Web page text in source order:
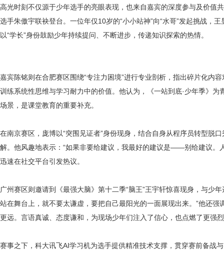
高光时刻不仅源于少年选手的亮眼表现，也来自嘉宾的深度参与及价值
选手朱傲宇联袂登台。一位年仅10岁的“小小站神”向“水哥”发起挑战，
以“学长”身份鼓励少年持续提问、不断进步，传递知识探索的热情。
嘉宾陈铭则在合肥赛区围绕“专注力困境”进行专业剖析，指出碎片化内
训练系统性思维与学习耐力中的价值。他认为，《一站到底·少年季》
场景，是课堂教育的重要补充。
在南京赛区，庞博以“突围见证者”身份现身，结合自身从程序员转型脱
解。他风趣地表示：“如果非要给建议，我最好的建议是——别给建议。
迅速在社交平台引发热议。
广州赛区则邀请到《最强大脑》第十二季“脑王”王宇轩惊喜现身，与少
站在舞台上，就不要太谦虚，要把自己最阳光的一面展现出来。”他还
更远。言语真诚、态度谦和，为现场少年们注入了信心，也点燃了更强
赛事之下，科大讯飞AI学习机为选手提供精准技术支撑，贯穿赛前备战